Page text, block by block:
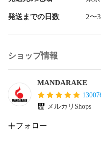
作確認済で、動作不良があ
電池やはがき、チラシ等の
付属しない場合がございま
商品に付属している応募券
い場合がございます。
布製品(バッグ、タペストリ
発送までの日数 2〜
ショップ情報
MANDARAKE
メルカリShops
フォロー